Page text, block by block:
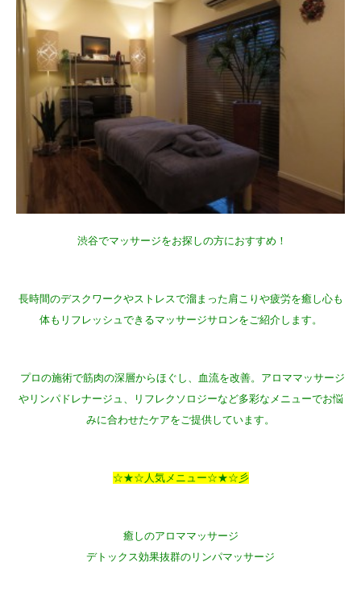
渋谷でマッサージをお探しの方におすすめ！
長時間のデスクワークやストレスで溜まった肩こりや疲労を癒し心も
体もリフレッシュできるマッサージサロンをご紹介します。
プロの施術で筋肉の深層からほぐし、血流を改善。アロママッサージ
やリンパドレナージュ、リフレクソロジーなど多彩なメニューでお悩
みに合わせたケアをご提供しています。
☆★☆人気メニュー☆★☆彡
癒しのアロママッサージ
デトックス効果抜群のリンパマッサージ